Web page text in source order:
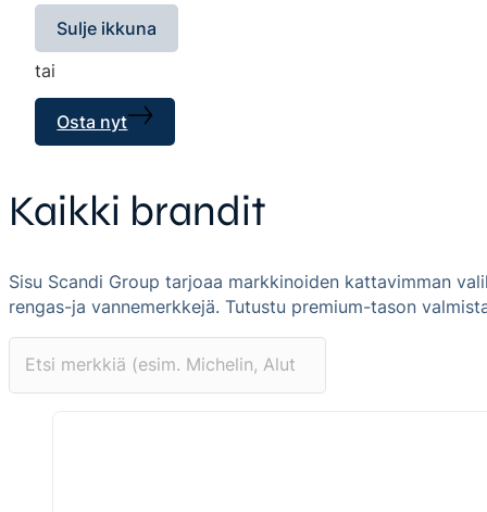
Sulje ikkuna
tai
Osta nyt
Kaikki brandit
Sisu Scandi Group tarjoaa markkinoiden kattavimman
rengas-ja vannemerkkejä. Tutustu premium-tason